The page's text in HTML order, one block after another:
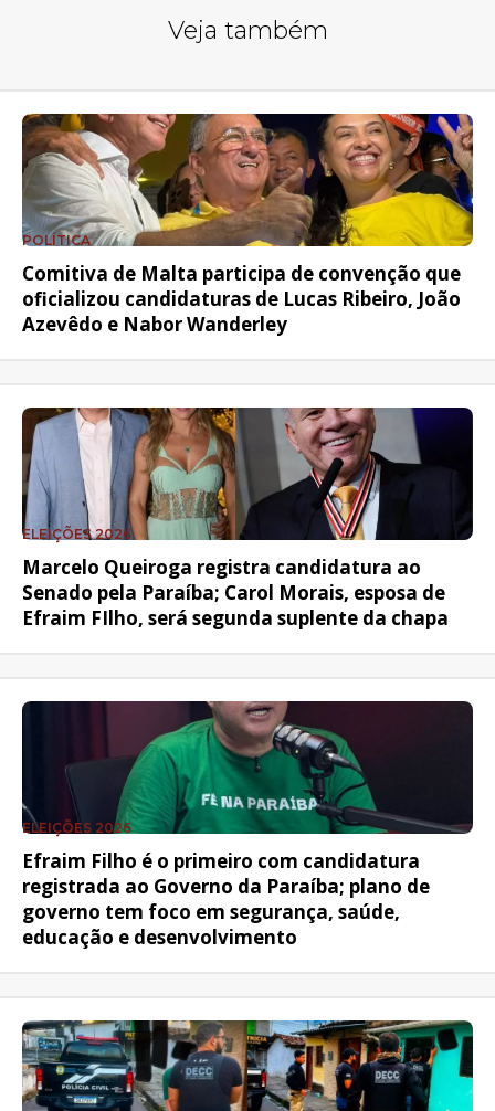
Veja também
POLÍTICA
Comitiva de Malta participa de convenção que
oficializou candidaturas de Lucas Ribeiro, João
Azevêdo e Nabor Wanderley
ELEIÇÕES 2026
Marcelo Queiroga registra candidatura ao
Senado pela Paraíba; Carol Morais, esposa de
Efraim FIlho, será segunda suplente da chapa
ELEIÇÕES 2026
Efraim Filho é o primeiro com candidatura
registrada ao Governo da Paraíba; plano de
governo tem foco em segurança, saúde,
educação e desenvolvimento